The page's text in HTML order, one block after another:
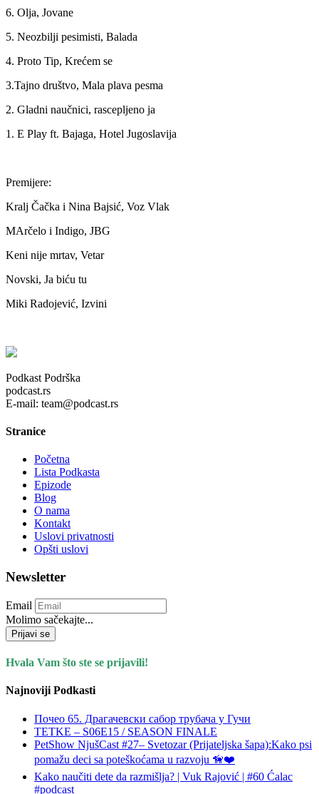
6. Olja, Jovane
5. Neozbilji pesimisti, Balada
4. Proto Tip, Krećem se
3.Tajno društvo, Mala plava pesma
2. Gladni naučnici, rascepljeno ja
1. E Play ft. Bajaga, Hotel Jugoslavija
Premijere:
Kralj Čačka i Nina Bajsić, Voz Vlak
MArčelo i Indigo, JBG
Keni nije mrtav, Vetar
Novski, Ja biću tu
Miki Radojević, Izvini
Podkast Podrška
podcast.rs
E-mail: team@podcast.rs
Stranice
Početna
Lista Podkasta
Epizode
Blog
O nama
Kontakt
Uslovi privatnosti
Opšti uslovi
Newsletter
Email
Molimo sačekajte...
Prijavi se
Hvala Vam što ste se prijavili!
Najnoviji Podkasti
Почео 65. Драгачевски сабор трубача у Гучи
TETKE – S06E15 / SEASON FINALE
PetShow NjušCast #27– Svetozar (Prijateljska šapa):Kako psi
pomažu deci sa poteškoćama u razvoju 🦮❤️
Kako naučiti dete da razmišlja? | Vuk Rajović | #60 Ćalac
#podcast